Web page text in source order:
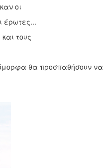
οι
έρωτες...
τους
θα προσπαθήσουν να